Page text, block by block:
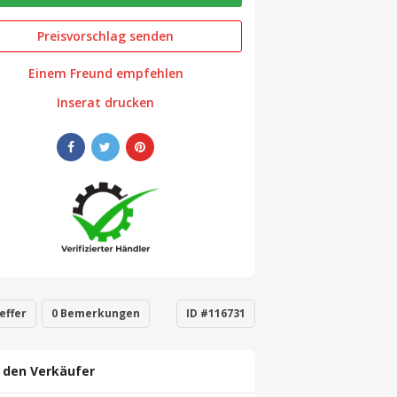
Preisvorschlag senden
Einem Freund empfehlen
Inserat drucken
0 Bemerkungen ID #116731
den Verkäufer